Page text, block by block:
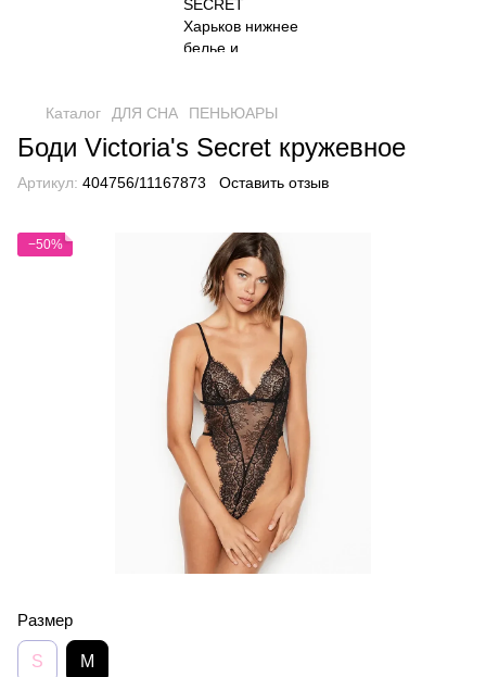
Каталог ДЛЯ СНА ПЕНЬЮАРЫ
Боди Victoria's Secret кружевное
Артикул: 404756/11167873 Оставить отзыв
−50%
Размер
S M